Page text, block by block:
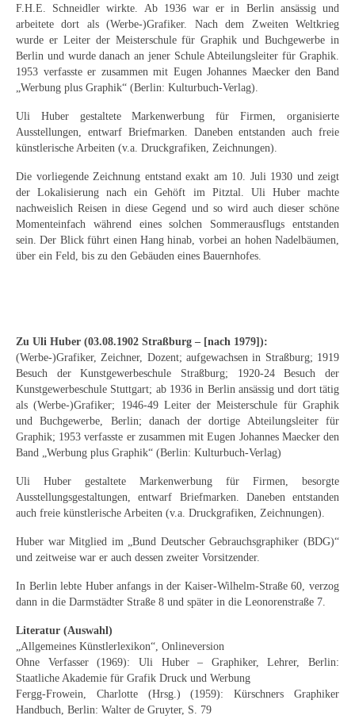
Ludwig (Luis) Neu
Ferdinand Springer
Arne Siegfried
Curt Wittenbecher
Weitere Künstler nach 1945
Unbekannt
Autographen / Dokumente
Herkunft & Wirkungsstätte
Fränkische Künstler
Hamburger Künstler
Münchner Künstler
Pfälzer Künstler
Schwäbische Künstler
Weitere
Expressiver Realismus
Abstraktion
Industrie & Arbeit
Mediterrane Landschaft
Norddeutsche Landschaften
F.H.E. Schneidler wirkte. Ab 1936 war er in Berlin ansässig und
arbeitete dort als (Werbe-)Grafiker. Nach dem Zweiten Weltkrieg
wurde er Leiter der Meisterschule für Graphik und Buchgewerbe in
Berlin und wurde danach an jener Schule Abteilungsleiter für Graphik.
1953 verfasste er zusammen mit Eugen Johannes Maecker den Band
„Werbung plus Graphik“ (Berlin: Kulturbuch-Verlag).
Uli Huber gestaltete Markenwerbung für Firmen, organisierte
Ausstellungen, entwarf Briefmarken. Daneben entstanden auch freie
künstlerische Arbeiten (v.a. Druckgrafiken, Zeichnungen).
Die vorliegende Zeichnung entstand exakt am 10. Juli 1930 und zeigt
der Lokalisierung nach ein Gehöft im Pitztal. Uli Huber machte
nachweislich Reisen in diese Gegend und so wird auch dieser schöne
Momenteinfach während eines solchen Sommerausflugs entstanden
sein. Der Blick führt einen Hang hinab, vorbei an hohen Nadelbäumen,
über ein Feld, bis zu den Gebäuden eines Bauernhofes.
Zu Uli Huber (03.08.1902 Straßburg – [nach 1979]):
(Werbe-)Grafiker, Zeichner, Dozent; aufgewachsen in Straßburg; 1919
Besuch der Kunstgewerbeschule Straßburg; 1920-24 Besuch der
Kunstgewerbeschule Stuttgart; ab 1936 in Berlin ansässig und dort tätig
als (Werbe-)Grafiker; 1946-49 Leiter der Meisterschule für Graphik
und Buchgewerbe, Berlin; danach der dortige Abteilungsleiter für
Graphik; 1953 verfasste er zusammen mit Eugen Johannes Maecker den
Band „Werbung plus Graphik“ (Berlin: Kulturbuch-Verlag)
Uli Huber gestaltete Markenwerbung für Firmen, besorgte
Ausstellungsgestaltungen, entwarf Briefmarken. Daneben entstanden
auch freie künstlerische Arbeiten (v.a. Druckgrafiken, Zeichnungen).
Huber war Mitglied im „Bund Deutscher Gebrauchsgraphiker (BDG)“
und zeitweise war er auch dessen zweiter Vorsitzender.
In Berlin lebte Huber anfangs in der Kaiser-Wilhelm-Straße 60, verzog
dann in die Darmstädter Straße 8 und später in die Leonorenstraße 7.
Literatur (Auswahl)
„Allgemeines Künstlerlexikon“, Onlineversion
Ohne Verfasser (1969): Uli Huber – Graphiker, Lehrer, Berlin:
Staatliche Akademie für Grafik Druck und Werbung
Fergg-Frowein, Charlotte (Hrsg.) (1959): Kürschners Graphiker
Handbuch, Berlin: Walter de Gruyter, S. 79